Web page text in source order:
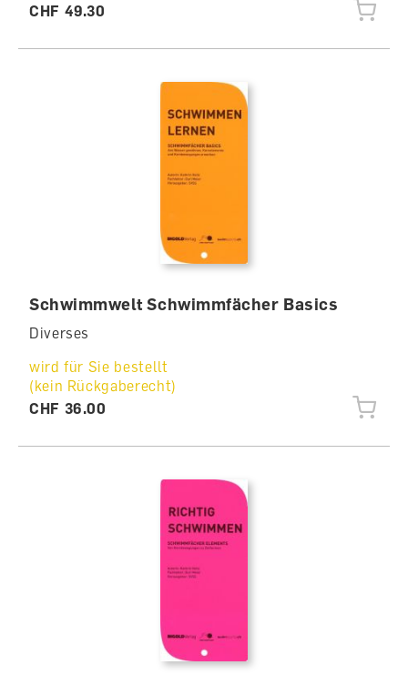
CHF 49.30
Schwimmwelt Schwimmfächer Basics
Diverses
wird für Sie bestellt
(kein Rückgaberecht)
CHF 36.00